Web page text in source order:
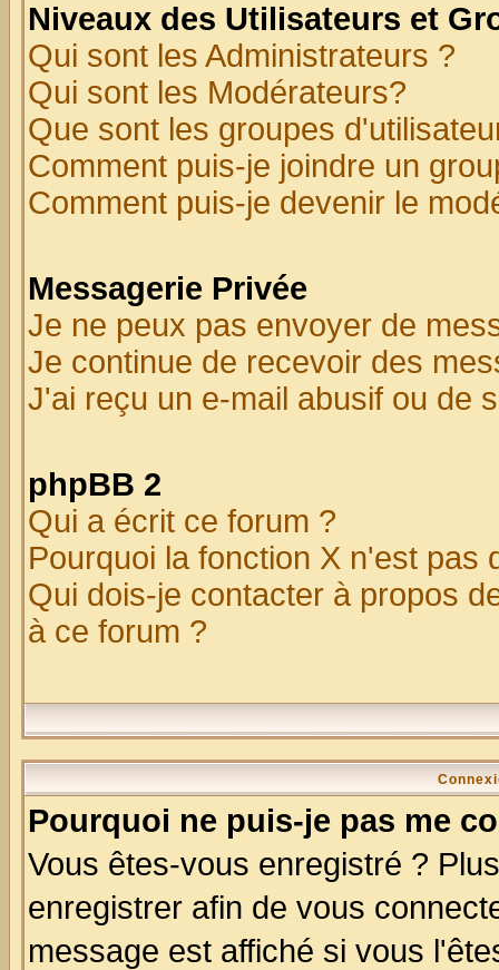
Niveaux des Utilisateurs et
Qui sont les Administrateurs ?
Qui sont les Modérateurs?
Que sont les groupes
Comment puis-je joindre un
Comment puis-je devenir le
Messagerie Privée
Je ne peux pas envoyer de
Je continue de recevoir des
J'ai reçu un e-mail abusif ou de
phpBB 2
Qui a écrit ce forum ?
Pourquoi la fonction X n'est pas
Qui dois-je contacter à propos
à ce forum ?
Pourquoi ne puis-je pas me
Vous êtes-vous enregistré ?
enregistrer afin de vous
message est affiché si vous